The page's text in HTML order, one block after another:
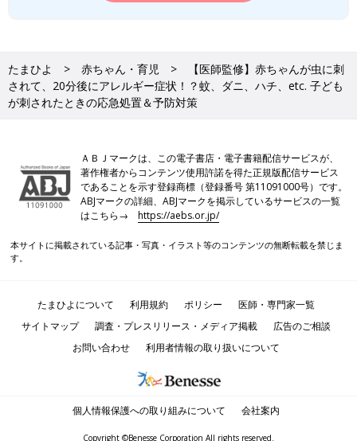
たまひよ 赤ちゃん・育児
【医師監修】赤ちゃんが虫に刺
されて、20分後にアレルギー症状！？蚊、ダニ、ハチ、etc. 子ども
が刺されたときの応急処置＆予防対策
ＡＢＪマークは、この電子書店・電子書籍配信サービスが、
著作権者からコンテンツ使用許諾を得た正規版配信サービス
であることを示す登録商標（登録番号 第11091000号）です。
ABJマークの詳細、ABJマークを掲示しているサービスの一覧
はこちら→https://aebs.or.jp/
本サイトに掲載されている記事・写真・イラスト等のコンテンツの無断転載を禁じま
す。
たまひよについて 利用規約 ポリシー
医師・専門家一覧
サイトマップ
調査・プレスリリース・メディア掲載
広告のご相談
お問い合わせ
利用者情報の取り扱いについて
個人情報保護への取り組みについて 会社案内
Copyright ©Benesse Corporation All rights reserved.